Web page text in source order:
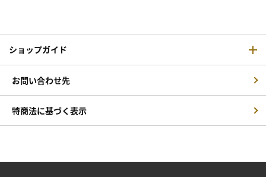
ショップガイド
お問い合わせ先
特商法に基づく表示